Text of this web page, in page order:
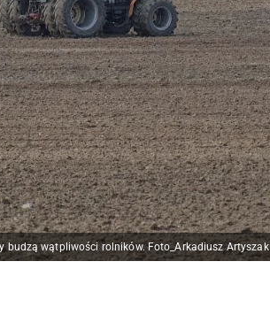
budzą wątpliwości rolników. Foto_Arkadiusz Artyszak